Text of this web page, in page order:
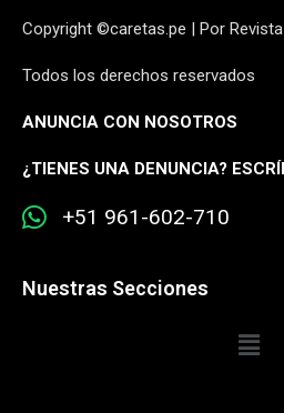
Copyright ©caretas.pe | Por
Todos los derechos reservados
ANUNCIA CON NOSOTROS
¿TIENES UNA DENUNCIA?
+51 961-602-710
Nuestras Secciones